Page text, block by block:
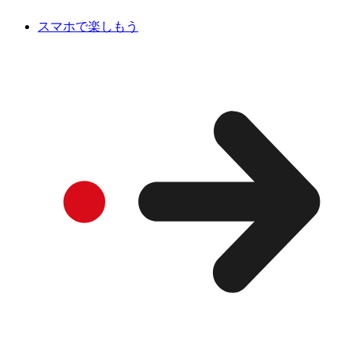
スマホで楽しもう